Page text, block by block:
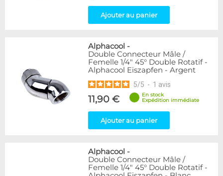
Ajouter au panier
Alphacool -
Double Connecteur Mâle /
Femelle 1/4" 45° Double Rotatif -
Alphacool Eiszapfen - Argent
5/5 - 1 avis
11,90 €
En stock
Expédition immédiate
Ajouter au panier
Alphacool -
Double Connecteur Mâle /
Femelle 1/4" 45° Double Rotatif -